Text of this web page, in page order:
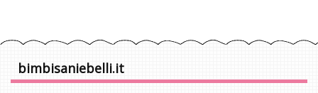
bimbisaniebelli.it